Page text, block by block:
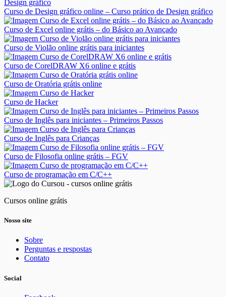
Curso de Design gráfico online – Curso prático de Design gráfico
Curso de Excel online grátis – do Básico ao Avançado
Curso de Violão online grátis para iniciantes
Curso de CorelDRAW X6 online e grátis
Curso de Oratória grátis online
Curso de Hacker
Curso de Inglês para iniciantes – Primeiros Passos
Curso de Inglês para Crianças
Curso de Filosofia online grátis – FGV
Curso de programação em C/C++
Cursos online grátis
Nosso site
Sobre
Perguntas e respostas
Contato
Social